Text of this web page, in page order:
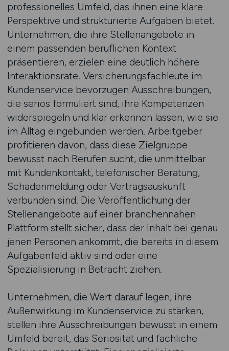
professionelles Umfeld, das ihnen eine klare
Perspektive und strukturierte Aufgaben bietet.
Unternehmen, die ihre Stellenangebote in
einem passenden beruflichen Kontext
präsentieren, erzielen eine deutlich höhere
Interaktionsrate. Versicherungsfachleute im
Kundenservice bevorzugen Ausschreibungen,
die seriös formuliert sind, ihre Kompetenzen
widerspiegeln und klar erkennen lassen, wie sie
im Alltag eingebunden werden. Arbeitgeber
profitieren davon, dass diese Zielgruppe
bewusst nach Berufen sucht, die unmittelbar
mit Kundenkontakt, telefonischer Beratung,
Schadenmeldung oder Vertragsauskunft
verbunden sind. Die Veröffentlichung der
Stellenangebote auf einer branchennahen
Plattform stellt sicher, dass der Inhalt bei genau
jenen Personen ankommt, die bereits in diesem
Aufgabenfeld aktiv sind oder eine
Spezialisierung in Betracht ziehen.
Unternehmen, die Wert darauf legen, ihre
Außenwirkung im Kundenservice zu stärken,
stellen ihre Ausschreibungen bewusst in einem
Umfeld bereit, das Seriosität und fachliche